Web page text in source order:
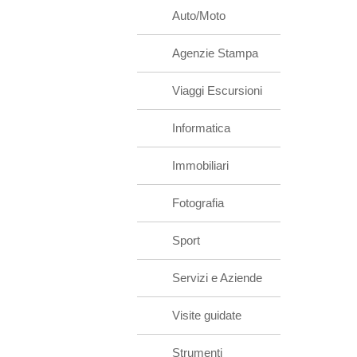
Auto/Moto
Agenzie Stampa
Viaggi Escursioni
Informatica
Immobiliari
Fotografia
Sport
Servizi e Aziende
Visite guidate
Strumenti